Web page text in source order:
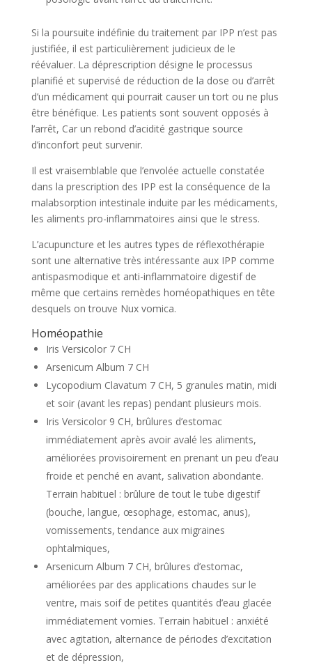
Si la poursuite indéfinie du traitement par IPP n’est pas
justifiée, il est particulièrement judicieux de le
réévaluer. La déprescription désigne le processus
planifié et supervisé de réduction de la dose ou d’arrêt
d’un médicament qui pourrait causer un tort ou ne plus
être bénéfique. Les patients sont souvent opposés à
l’arrêt, Car un rebond d’acidité gastrique source
d’inconfort peut survenir.
Il est vraisemblable que l’envolée actuelle constatée
dans la prescription des IPP est la conséquence de la
malabsorption intestinale induite par les médicaments,
les aliments pro-inflammatoires ainsi que le stress.
L’acupuncture et les autres types de réflexothérapie
sont une alternative très intéressante aux IPP comme
antispasmodique et anti-inflammatoire digestif de
même que certains remèdes homéopathiques en tête
desquels on trouve Nux vomica.
Homéopathie
Iris Versicolor 7 CH
Arsenicum Album 7 CH
Lycopodium Clavatum 7 CH, 5 granules matin, midi
et soir (avant les repas) pendant plusieurs mois.
Iris Versicolor 9 CH, brûlures d’estomac
immédiatement après avoir avalé les aliments,
améliorées provisoirement en prenant un peu d’eau
froide et penché en avant, salivation abondante.
Terrain habituel : brûlure de tout le tube digestif
(bouche, langue, œsophage, estomac, anus),
vomissements, tendance aux migraines
ophtalmiques,
Arsenicum Album 7 CH, brûlures d’estomac,
améliorées par des applications chaudes sur le
ventre, mais soif de petites quantités d’eau glacée
immédiatement vomies. Terrain habituel : anxiété
avec agitation, alternance de périodes d’excitation
et de dépression,